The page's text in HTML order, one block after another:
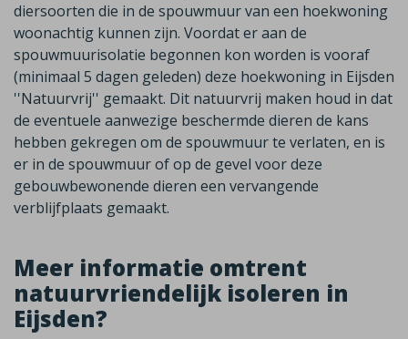
diersoorten die in de spouwmuur van een hoekwoning
woonachtig kunnen zijn. Voordat er aan de
spouwmuurisolatie begonnen kon worden is vooraf
(minimaal 5 dagen geleden) deze hoekwoning in Eijsden
''Natuurvrij'' gemaakt. Dit natuurvrij maken houd in dat
de eventuele aanwezige beschermde dieren de kans
hebben gekregen om de spouwmuur te verlaten, en is
er in de spouwmuur of op de gevel voor deze
gebouwbewonende dieren een vervangende
verblijfplaats gemaakt.
Meer informatie omtrent
natuurvriendelijk isoleren in
Eijsden?